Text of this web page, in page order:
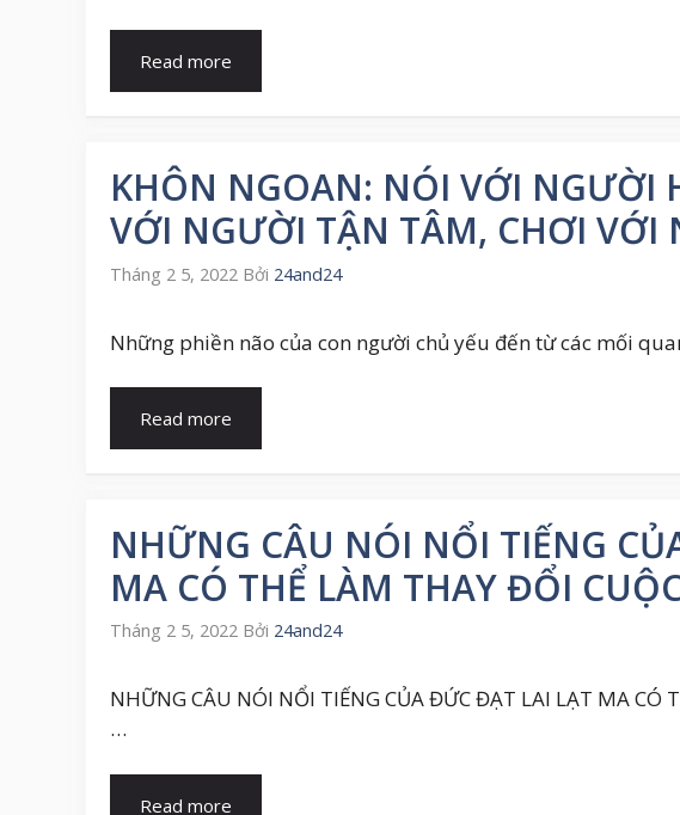
Read more
KHÔN NGOAN: NÓI VỚI NGƯỜI
VỚI NGƯỜI TẬN TÂM, CHƠI VỚI
Tháng 2 5, 2022 Bởi 24and24
Những phiền não của con người chủ yếu đến từ các mối
Read more
NHỮNG CÂU NÓI NỔI TIẾNG
MA CÓ THỂ LÀM THAY ĐỔI
Tháng 2 5, 2022 Bởi 24and24
NHỮNG CÂU NÓI NỔI TIẾNG CỦA ĐỨC ĐẠT LAI LẠT MA CÓ
…
Read more